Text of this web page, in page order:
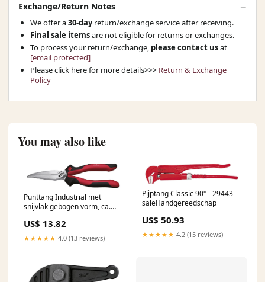
Exchange/Return Notes
We offer a30-dayreturn/exchange service after receiving.
Final sale itemsare not eligible for returns or exchanges.
To process your return/exchange, please contact usat
[email protected]
Please click here for more details>>> Return & Exchange
Policy
You may also like
Punttang Industrial met
snijvlak gebogen vorm, ca.
HandgereedschapHandgereedschap
US$ 13.82
★★★★★ 4.0 (13 reviews)
Pijptang Classic 90° - 29443
saleHandgereedschap
US$ 50.93
★★★★★ 4.2 (15 reviews)